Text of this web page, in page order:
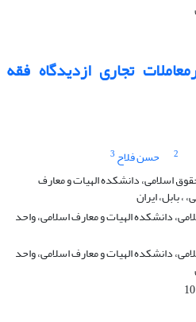
تجاری ازدیدگاه فقه
2 حسن فلاح 3
اسلامی، دانشکده الهیات و معارف
، بابل، ایران
دانشکده الهیات و معارف اسلامی، واحد
دانشکده الهیات و معارف اسلامی، واحد